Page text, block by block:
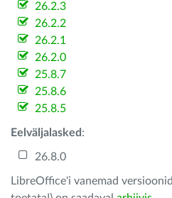
26.2.3
26.2.2
26.2.1
26.2.0
25.8.7
25.8.6
25.8.5
Eelväljalasked :
26.8.0
LibreOffice'i vanemad